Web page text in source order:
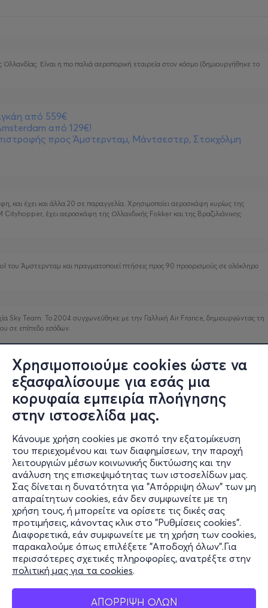
Χρησιμοποιούμε cookies ώστε να
εξασφαλίσουμε για εσάς μια
κορυφαία εμπειρία πλοήγησης
στην ιστοσελίδα μας.
Κάνουμε χρήση cookies με σκοπό την εξατομίκευση
του περιεχομένου και των διαφημίσεων, την παροχή
λειτουργιών μέσων κοινωνικής δικτύωσης και την
ανάλυση της επισκεψιμότητας των ιστοσελίδων μας.
Σας δίνεται η δυνατότητα για "Απόρριψη όλων" των μη
απαραίτητων cookies, εάν δεν συμφωνείτε με τη
χρήση τους, ή μπορείτε να ορίσετε τις δικές σας
προτιμήσεις, κάνοντας κλικ στο "Ρυθμίσεις cookies".
Διαφορετικά, εάν συμφωνείτε με τη χρήση των cookies,
παρακαλούμε όπως επιλέξετε "Αποδοχή όλων".Για
περισσότερες σχετικές πληροφορίες, ανατρέξτε στην
πολιτική μας για τα cookies.
ΑΠΟΡΡΙΨΗ ΟΛΩΝ
Είναι η πιο παλιά αεροπορική εταιρεία στον κόσμο (δημιουργήθηκε το
από 559€
από 129€!
προς Άμστερνταμ, Μάντσεστερ, Στοκχόλμη
και έχει και άλλα 20 σε παραγγελία. Χρησιμοποίει αεροσκάφη κυρίως της
Cityhopper, έχει αεροσκάφη της Ολλανδικής Fokker και της Βραζιλιάνικης
του Άμστερνταμ και πραγματοποιεί πτήσεις προς 90 προορισμούς σε ολόκληρο
Sky Team. Το 2004 συγχωνεύθηκε με την Γαλλική Air France, δημιουργώντας τη
σε επίπεδο εσόδων.
Φυσικά σημεία
Πληροφορίες
Υποστήριξη
Stay Connected
Mobile app